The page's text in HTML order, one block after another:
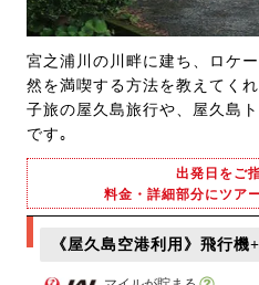
宮之浦川の川畔に建ち、ロケ
然を満喫する方法を教えてく
子旅の屋久島旅行や、屋久島
です｡
出発日をご
料金・詳細部分にツア
《屋久島空港利用》飛行